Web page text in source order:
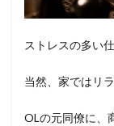
ストレスの多い
当然、家ではリ
OLの元同僚に、